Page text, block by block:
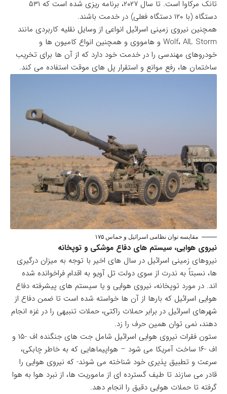
تانک مرکاوا است. تا سال ۲۰۲۷، برنامه ریزی شده است که ۵۳۱
دستگاه (با ۱۲۰ دستگاه فعلی) در خدمت باشند.
همچنین نیروی زمینی اسرائیل انواعی از وسایل نقلیه کاربردی مانند
Wolf، AIL Storm و هامووی و همچنین انواع کامیون ها و
خودروهای مهندسی را در خدمت خود دارد که از آن ها برای تخریب
ساختمان ها، رفع موانع و استقرار پل های موقت استفاده می کند.
مقایسه توان نظامی اسرائیل و حماس ۱۷۵
نیروی هوایی، سیستم های دفاع موشکی و توپخانه
نیروهای زمینی اسرائیل در سال های اخیر با توجه به میزان درگیری
ها، نسبتاً به ندرت از سوی دولت تل آویو به اقدام فراخوانده شده
اند. در مورد توپخانه، نیروی هوایی و یا سیستم های پیشرفته دفاع
هوایی اسرائیل که بارها از آن ها خواسته شده است تا ضمن دفاع از
شهرهای اسرائیل در برابر حملات راکتی، حملات تنبیهی را در غزه انجام
دهند، نمی توان همین حرف را زد.
ستون فقرات نیروی هوایی اسرائیل شامل جت های جنگنده اف -۱۵ و
اف -۱۶ ساخت آمریکا می شود – هواپیماهایی که به خاطر چابکی،
سرعت و تطبیق پذیری خود شناخته می شوند- که نیروی هوایی را
قادر می سازند تا طیف گسترده ای از ماموریت ها، از نبرد هوا به هوا
گرفته تا حملات هوایی دقیق را انجام دهد.